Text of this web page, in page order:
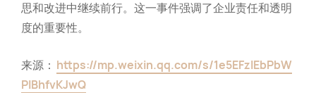
思和改进中继续前行。这一事件强调了企业责任和透明
度的重要性。
来源： https://mp.weixin.qq.com/s/1e5EFzIEbPbW
PIBhfvKJwQ